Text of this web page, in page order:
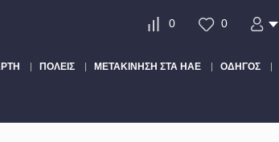
0 0
ΠΌΛΕΙΣ ΜΕΤΑΚΊΝΗΣΗ ΣΤΑ ΗΑΕ ΟΔΗΓΌΣ